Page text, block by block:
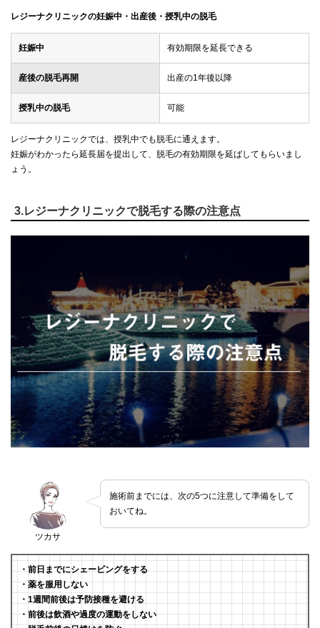
レジーナクリニックの妊娠中・出産後・授乳中の脱毛
妊娠中 有効期限を延長できる
産後の脱毛再開 出産の1年後以降
授乳中の脱毛 可能
レジーナクリニックでは、授乳中でも脱毛に通えます。
妊娠がわかったら延長届を提出して、脱毛の有効期限を延ばしてもらいまし
ょう。
3.レジーナクリニックで脱毛する際の注意点
ツカサ
施術前までには、次の5つに注意して準備をして
おいてね。
・前日までにシェービングをする
・薬を服用しない
・1週間前後は予防接種を避ける
・前後は飲酒や過度の運動をしない